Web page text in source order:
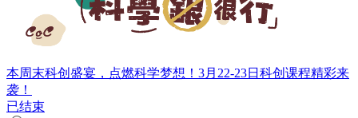
本周末科创盛宴，点燃科学梦想！3月22-23日科创课程精彩来
袭！
已结束